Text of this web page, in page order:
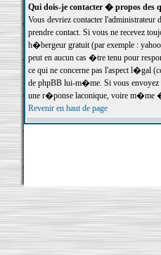
Qui dois-je contacter � propos
Vous devriez contacter
prendre contact. Si vous ne recevez
h�bergeur gratuit (par exemple :
peut en aucun cas �tre tenu pour
ce qui ne concerne pas l'aspect l�gal
de phpBB lui-m�me. Si vous envoyez
une r�ponse laconique, voire m�me
Revenir en haut de page